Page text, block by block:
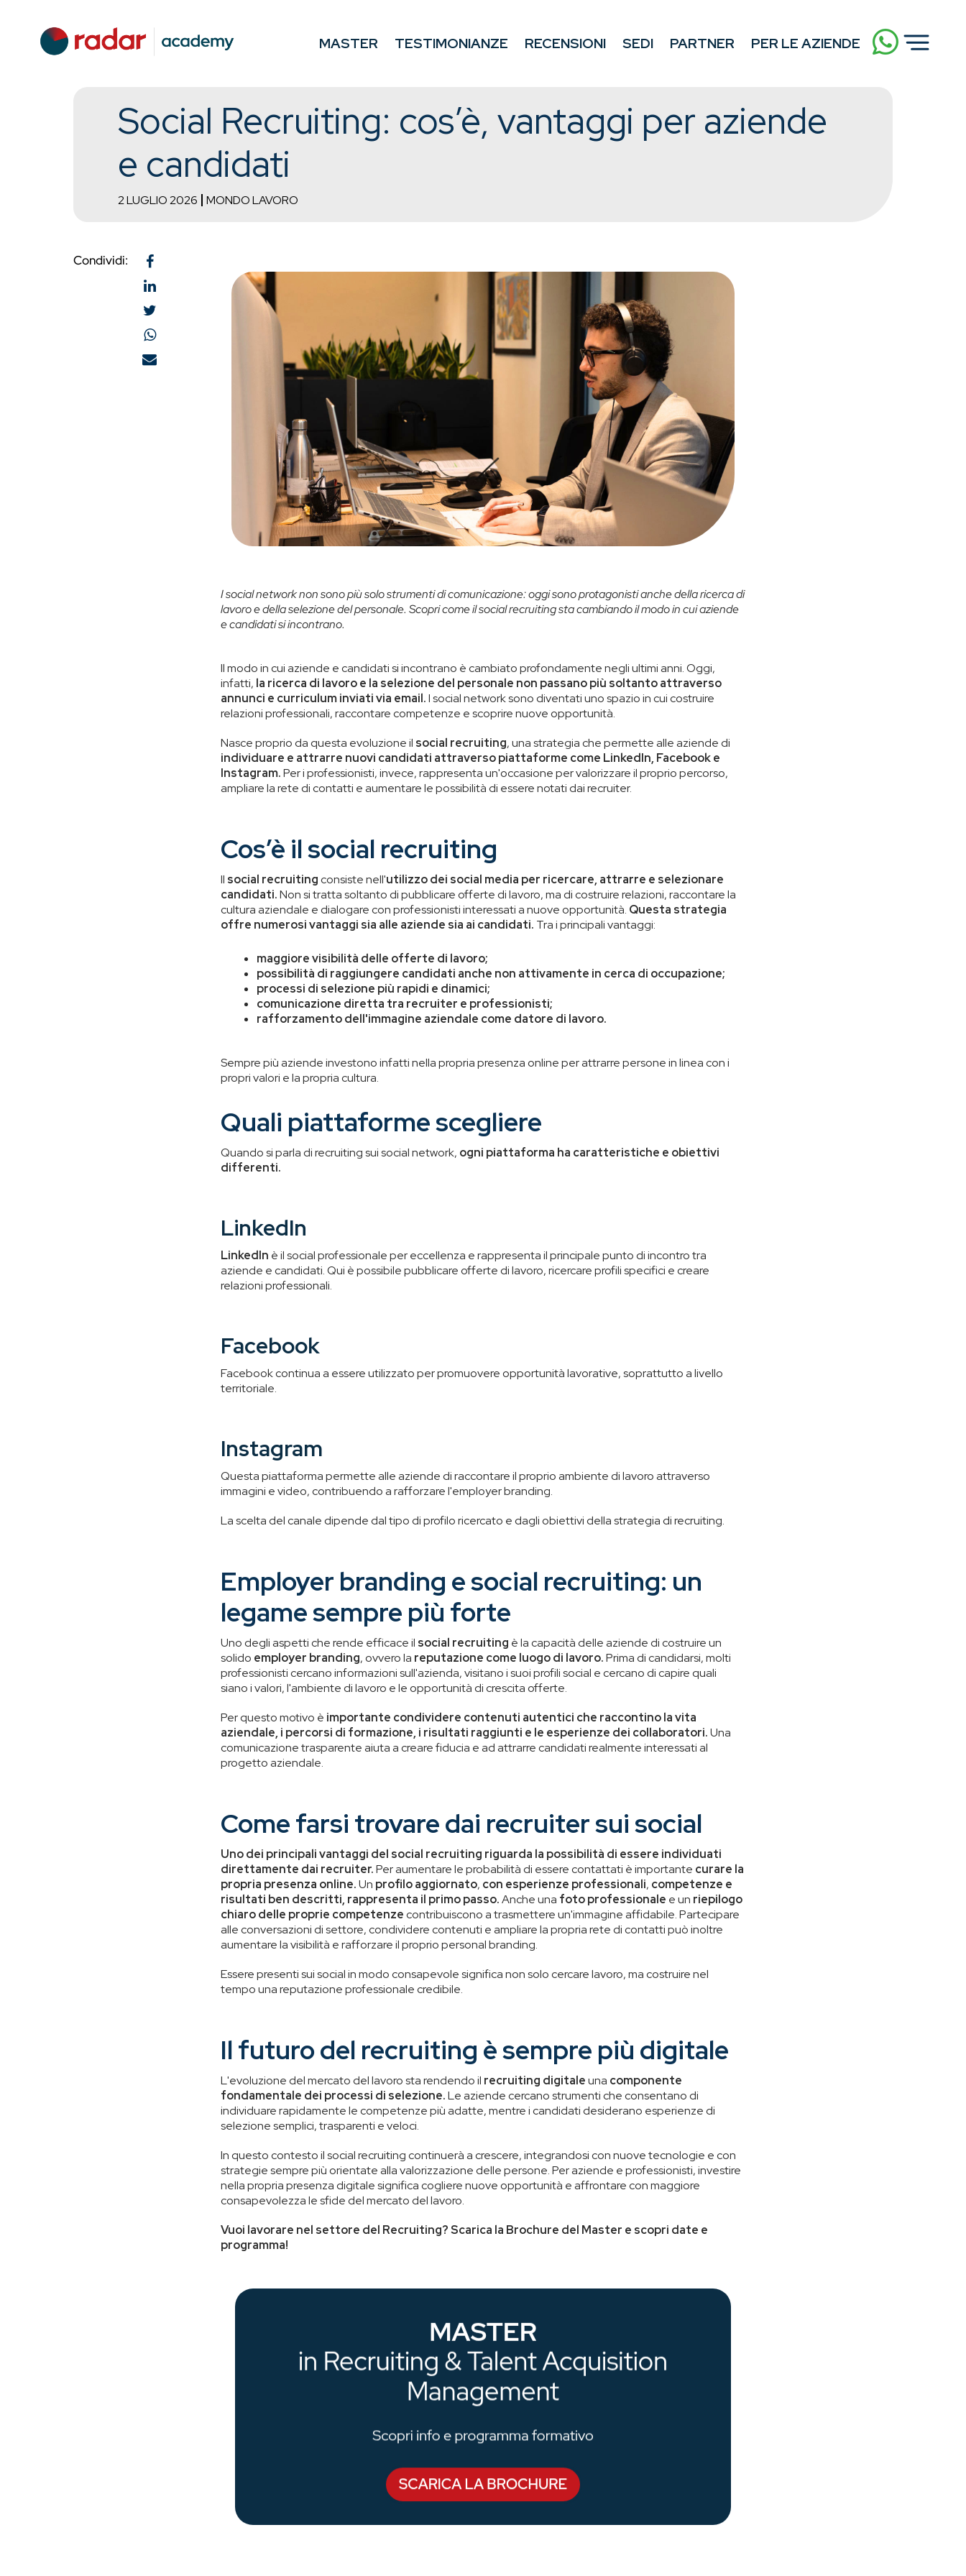
MASTER TESTIMONIANZE RECENSIONI SEDI PARTNER PER LE AZIENDE
Social Recruiting: cos’è, vantaggi per aziende
e candidati
2 LUGLIO 2026 MONDO LAVORO
I social network non sono più solo strumenti di comunicazione: oggi sono protagonisti anche della ricerca di
lavoro e della selezione del personale. Scopri come il social recruiting sta cambiando il modo in cui aziende
e candidati si incontrano.
Il modo in cui aziende e candidati si incontrano è cambiato profondamente negli ultimi anni. Oggi,
infatti, la ricerca di lavoro e la selezione del personale non passano più soltanto attraverso
annunci e curriculum inviati via email.I social network sono diventati uno spazio in cui costruire
relazioni professionali, raccontare competenze e scoprire nuove opportunità.
Nasce proprio da questa evoluzione il social recruiting, una strategia che permette alle aziende di
individuare e attrarre nuovi candidati attraverso piattaforme come LinkedIn, Facebook e
Instagram.Per i professionisti, invece, rappresenta un'occasione per valorizzare il proprio percorso,
ampliare la rete di contatti e aumentare le possibilità di essere notati dai recruiter.
Cos’è il social recruiting
Il social recruitingconsiste nell'utilizzo dei social media per ricercare, attrarre e selezionare
candidati.Non si tratta soltanto di pubblicare offerte di lavoro, ma di costruire relazioni, raccontare la
cultura aziendale e dialogare con professionisti interessati a nuove opportunità. Questa strategia
offre numerosi vantaggi sia alle aziende sia ai candidati. Tra i principali vantaggi:
maggiore visibilità delle offerte di lavoro;
possibilità di raggiungere candidati anche non attivamente in cerca di occupazione;
processi di selezione più rapidi e dinamici;
comunicazione diretta tra recruiter e professionisti;
rafforzamento dell'immagine aziendale come datore di lavoro.
Sempre più aziende investono infatti nella propria presenza online per attrarre persone in linea con i
propri valori e la propria cultura.
Quali piattaforme scegliere
Quando si parla di recruiting sui social network, ogni piattaforma ha caratteristiche e obiettivi
differenti.
LinkedIn
LinkedIn è il social professionale per eccellenza e rappresenta il principale punto di incontro tra
aziende e candidati. Qui è possibile pubblicare offerte di lavoro, ricercare profili specifici e creare
relazioni professionali.
Facebook
Facebook continua a essere utilizzato per promuovere opportunità lavorative, soprattutto a livello
territoriale.
Instagram
Questa piattaforma permette alle aziende di raccontare il proprio ambiente di lavoro attraverso
immagini e video, contribuendo a rafforzare l'employer branding.
La scelta del canale dipende dal tipo di profilo ricercato e dagli obiettivi della strategia di recruiting.
Employer branding e social recruiting: un
legame sempre più forte
Uno degli aspetti che rende efficace il social recruiting è la capacità delle aziende di costruire un
solido employer branding, ovvero la reputazione come luogo di lavoro.Prima di candidarsi, molti
professionisti cercano informazioni sull'azienda, visitano i suoi profili social e cercano di capire quali
siano i valori, l'ambiente di lavoro e le opportunità di crescita offerte.
Per questo motivo è importante condividere contenuti autentici che raccontino la vita
aziendale, i percorsi di formazione, i risultati raggiunti e le esperienze dei collaboratori.Una
comunicazione trasparente aiuta a creare fiducia e ad attrarre candidati realmente interessati al
progetto aziendale.
Come farsi trovare dai recruiter sui social
Uno dei principali vantaggi del social recruiting riguarda la possibilità di essere individuati
direttamente dai recruiter.Per aumentare le probabilità di essere contattati è importante curare la
propria presenza online.Un profilo aggiornato, con esperienze professionali, competenze e
risultati ben descritti, rappresenta il primo passo.Anche una foto professionale e un riepilogo
chiaro delle proprie competenzecontribuiscono a trasmettere un'immagine affidabile. Partecipare
alle conversazioni di settore, condividere contenuti e ampliare la propria rete di contatti può inoltre
aumentare la visibilità e rafforzare il proprio personal branding.
Essere presenti sui social in modo consapevole significa non solo cercare lavoro, ma costruire nel
tempo una reputazione professionale credibile.
Il futuro del recruiting è sempre più digitale
L'evoluzione del mercato del lavoro sta rendendo il recruiting digitaleuna componente
fondamentale dei processi di selezione.Le aziende cercano strumenti che consentano di
individuare rapidamente le competenze più adatte, mentre i candidati desiderano esperienze di
selezione semplici, trasparenti e veloci.
In questo contesto il social recruiting continuerà a crescere, integrandosi con nuove tecnologie e con
strategie sempre più orientate alla valorizzazione delle persone. Per aziende e professionisti, investire
nella propria presenza digitale significa cogliere nuove opportunità e affrontare con maggiore
consapevolezza le sfide del mercato del lavoro.
Vuoi lavorare nel settore del Recruiting? Scarica la Brochure del Master e scopri date e
programma!
Condividi: